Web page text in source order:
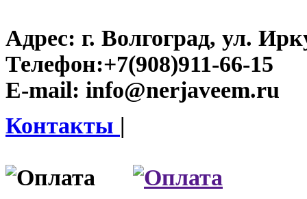
Адрес: г. Волгоград, ул.
Телефон:+7(908)911-66-15
E-mail: info@nerjaveem.ru
Контакты |